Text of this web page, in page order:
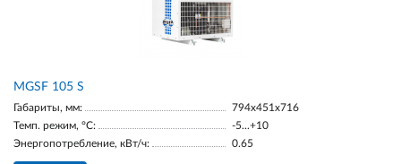
МGSF 105 S
Габариты, мм:
794x451x716
Темп. режим, °С:
-5...+10
Энергопотребление, кВт/ч:
0.65